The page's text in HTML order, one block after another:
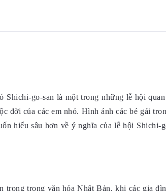
go-san là một trong những lễ hội
đời của các em nhỏ. Hình ảnh các bé gái
hiểu sâu hơn về ý nghĩa của lễ hội
trong văn hóa Nhật Bản, khi các gia